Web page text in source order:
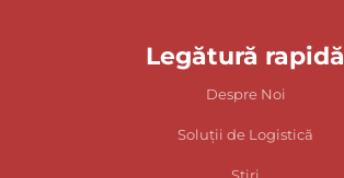
Legătură rapidă
Despre Noi
Soluții de Logistică